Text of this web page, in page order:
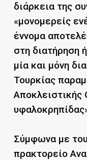
διάρκεια της
«μονομερείς
έννομα
στη διατήρηση
μία και μόνη
Τουρκίας
Αποκλειστικής
Σύμφωνα με
πρακτορείο